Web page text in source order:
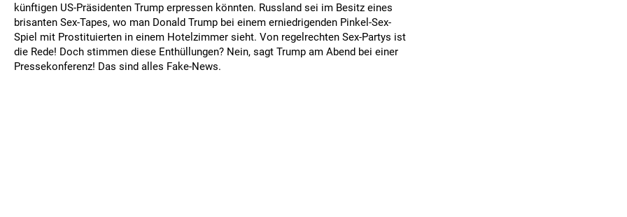
künftigen US-Präsidenten Trump erpressen könnten. Russland sei im Besitz eines
brisanten Sex-Tapes, wo man Donald Trump bei einem erniedrigenden Pinkel-Sex-
Spiel mit Prostituierten in einem Hotelzimmer sieht. Von regelrechten Sex-Partys ist
die Rede! Doch stimmen diese Enthüllungen? Nein, sagt Trump am Abend bei einer
Pressekonferenz! Das sind alles Fake-News.